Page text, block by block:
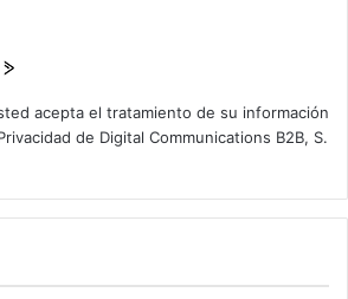
acepta el tratamiento de su información
de Digital Communications B2B, S.